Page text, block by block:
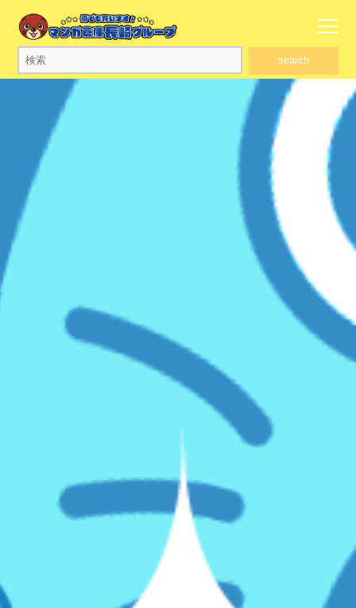
search